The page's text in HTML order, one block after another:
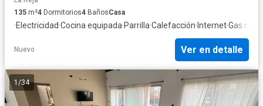
135 m²4 Dormitorios4 BañosCasa
·Electricidad·Cocina equipada·Parrilla·Calefacción· Internet·Gas
Nuevo Ver en detalle
1 /34